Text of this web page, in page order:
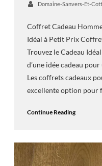
Domaine-Sanvers-Et-
Coffret Cadeau
Idéal à Petit Prix
Trouvez le Cadeau
d’une idée cadeau
Les coffrets cadeaux
excellente option pour
Continue Reading